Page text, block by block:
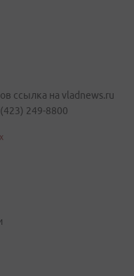
ссылка на vladnews.ru
249-8800